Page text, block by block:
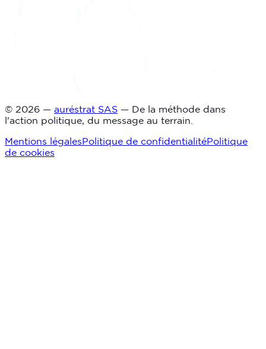
© 2026 — auréstrat SAS — De la méthode dans
l'action politique, du message au terrain.
Mentions légalesPolitique de confidentialitéPolitique
de cookies